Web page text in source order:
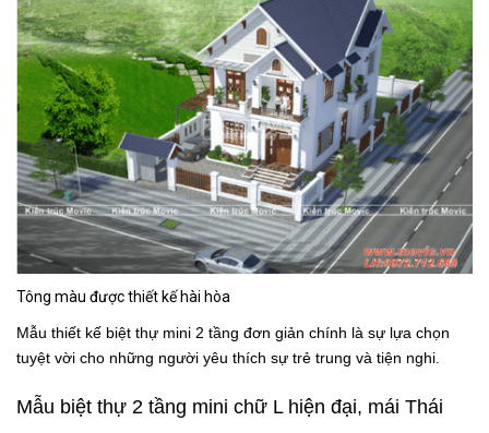
Tông màu được thiết kế hài hòa
Mẫu thiết kế biệt thự mini 2 tầng đơn giản chính là sự lựa chọn
tuyệt vời cho những người yêu thích sự trẻ trung và tiện nghi.
Mẫu biệt thự 2 tầng mini chữ L hiện đại, mái Thái